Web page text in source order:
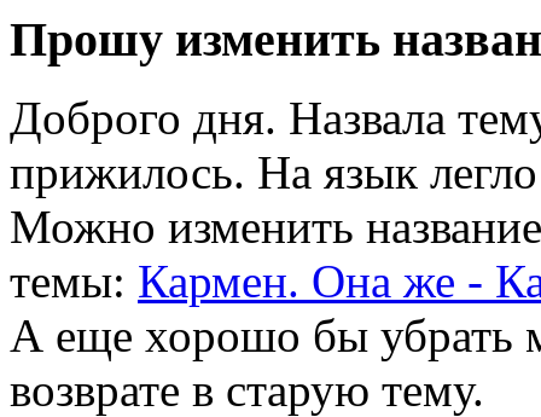
Прошу изменить
Доброго дня. Назвала
прижилось. На язык
Можно изменить
темы: Кармен. Она же -
А еще хорошо бы убрать
возврате в старую тему.